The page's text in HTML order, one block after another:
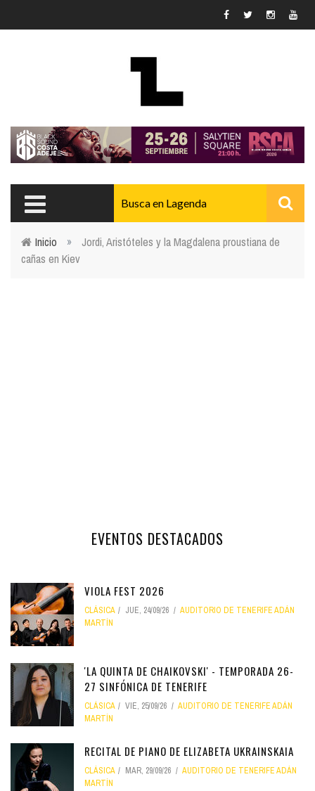
Usted está aquí
Inicio »
Jordi, Aristóteles y la Magdalena proustiana de
cañas en Kiev
EVENTOS DESTACADOS
VIOLA FEST 2026
CLÁSICA JUE, 24/09/26
AUDITORIO DE TENERIFE ADÁN
MARTÍN
'LA QUINTA DE CHAIKOVSKI' - TEMPORADA 26-
27 SINFÓNICA DE TENERIFE
CLÁSICA VIE, 25/09/26
AUDITORIO DE TENERIFE ADÁN
MARTÍN
RECITAL DE PIANO DE ELIZABETA UKRAINSKAIA
CLÁSICA MAR, 29/09/26
AUDITORIO DE TENERIFE ADÁN
MARTÍN